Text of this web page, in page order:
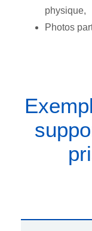
physique,
Photos